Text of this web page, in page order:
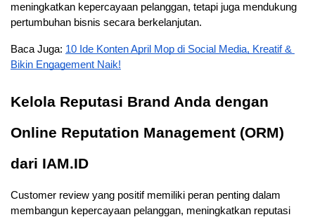
meningkatkan kepercayaan pelanggan, tetapi juga mendukung
pertumbuhan bisnis secara berkelanjutan.
Baca Juga: 10 Ide Konten April Mop di Social Media, Kreatif &
Bikin Engagement Naik!
Kelola Reputasi Brand Anda dengan
Online Reputation Management (ORM)
dari IAM.ID
Customer review yang positif memiliki peran penting dalam
membangun kepercayaan pelanggan, meningkatkan reputasi